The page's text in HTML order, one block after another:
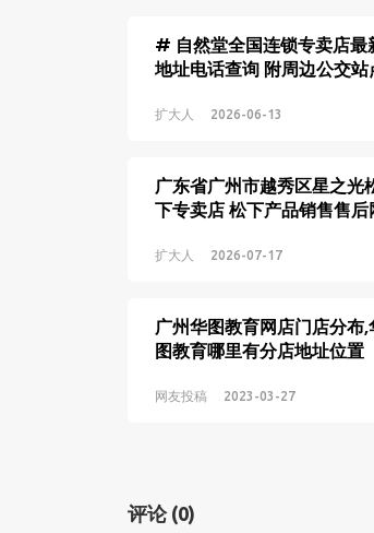
# 自然堂全国连锁专卖店最
地址电话查询 附周边公交站
扩大人 2026-06-13
广东省广州市越秀区星之光
下专卖店 松下产品销售售后
扩大人 2026-07-17
广州华图教育网店门店分布,
图教育哪里有分店地址位置
网友投稿 2023-03-27
评论 (0)